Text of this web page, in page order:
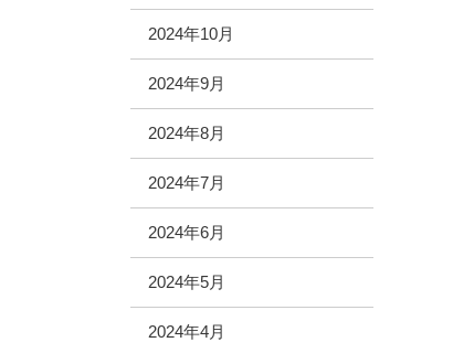
2024年10月
2024年9月
2024年8月
2024年7月
2024年6月
2024年5月
2024年4月